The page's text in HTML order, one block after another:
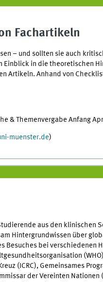
Fachartikeln
– und sollten sie auch
Einblick in die theoretischen
Artikeln. Anhand von
& Themenvergabe Anfang
muenster.de)
aus den klinischen
Hintergrundwissen über
Besuches bei verschiedenen
(ICRC), Gemeinsames
der Vereinten Nationen